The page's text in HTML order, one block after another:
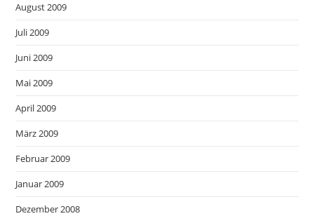
August 2009
Juli 2009
Juni 2009
Mai 2009
April 2009
März 2009
Februar 2009
Januar 2009
Dezember 2008